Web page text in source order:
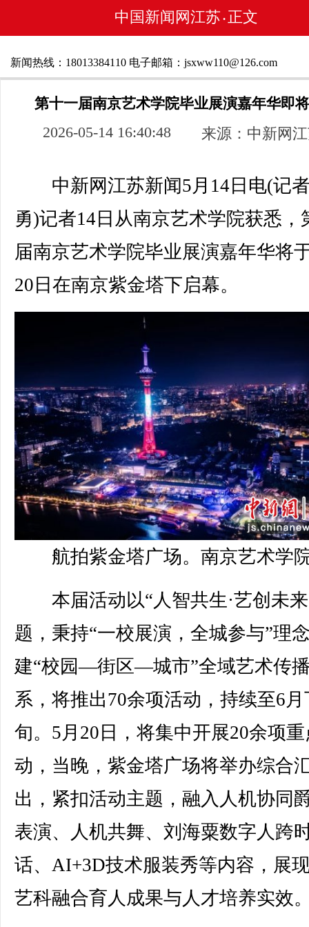
中国新闻网江苏 • 正文
新闻热线：18013384110 电子邮箱：jsxww110@126.com
第十一届南京艺术学院毕业展演嘉年华即
2026-05-14 16:40:48 来源：中新网
中新网江苏新闻5月14日电(记
勇)记者14日从南京艺术学院获悉，
届南京艺术学院毕业展演嘉年华将
20日在南京紫金塔下启幕。
航拍紫金塔广场。南京艺术学
本届活动以“人智共生·艺创未来
题，秉持“一校展演，全城参与”理
建“校园—街区—城市”全域艺术传
系，将推出70余项活动，持续至6月
旬。5月20日，将集中开展20余项
动，当晚，紫金塔广场将举办综合
出，紧扣活动主题，融入人机协同
表演、人机共舞、刘海粟数字人跨
话、AI+3D技术服装秀等内容，展
艺科融合育人成果与人才培养实效